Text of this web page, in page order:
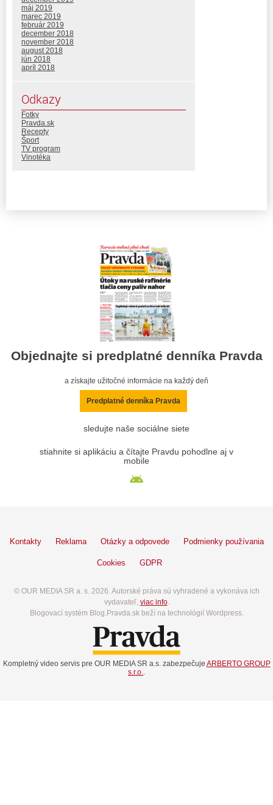
máj 2019
marec 2019
február 2019
december 2018
november 2018
august 2018
jún 2018
apríl 2018
Odkazy
Fotky
Pravda.sk
Recepty
Šport
TV program
Vinotéka
Objednajte si predplatné denníka Pravda
a získajte užitočné informácie na každý deň
Predplatné denníka Pravda
sledujte naše sociálne siete
stiahnite si aplikáciu a čítajte Pravdu pohodlne aj v
mobile
Kontakty Reklama Otázky a odpovede Podmienky používania
Cookies GDPR
© OUR MEDIA SR a. s. 2026. Autorské práva sú vyhradené a vykonáva ich
vydavateľ, viac info.
Blogovací systém Blog.Pravda.sk beží na technológií Wordpress.
Kompletný video servis pre OUR MEDIA SR a.s. zabezpečuje ARBERTO GROUP
s.r.o..